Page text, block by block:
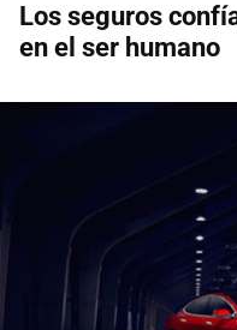
Los seguros
en el ser humano